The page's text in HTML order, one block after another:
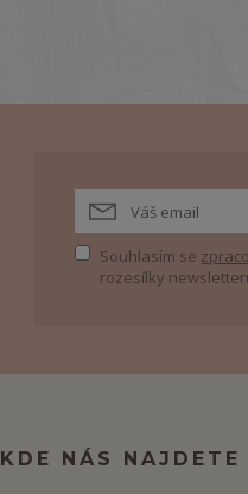
Souhlasím se
rozesílky
KDE NÁS NAJDETE